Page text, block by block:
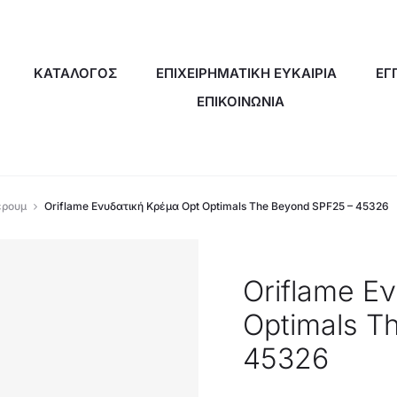
ΚΑΤΑΛΟΓΟΣ ΕΠΙΧΕΙΡΗΜΑΤΙΚΗ ΕΥΚΑΙΡΙΑ
ΕΠΙΚΟΙΝΩΝΙΑ
Oriflame Ενυδατική Kρέμα Opt Optimals The Beyond SPF25 – 45326
Oriflame
Optimals
45326